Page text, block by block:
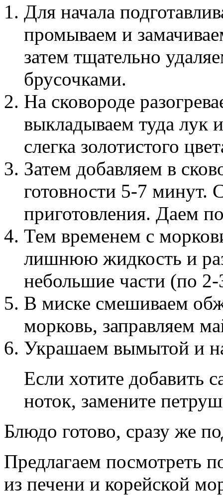
Для начала
промываем и
затем тщательно
брусочками.
На сковороде
выкладываем туда лук
слегка золотистого
Затем добавляем в
готовности 5-7 минут.
приготовления. Даем
Тем временем с
лишнюю жидкость и
небольшие части (по
В миске смешиваем
морковь, заправляем
Украшаем вымытой и
Если хотите добавить
ноток, замените
Блюдо готово, сразу же
Предлагаем посмотреть
из печени и корейской